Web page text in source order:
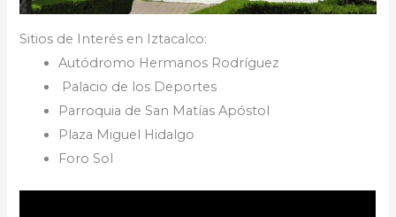
Sitios de Interés en Iztacalco:
Autódromo Hermanos Rodríguez
Palacio de los Deportes
Parroquia de San Matías Apóstol
Plaza Miguel Hidalgo
Foro Sol